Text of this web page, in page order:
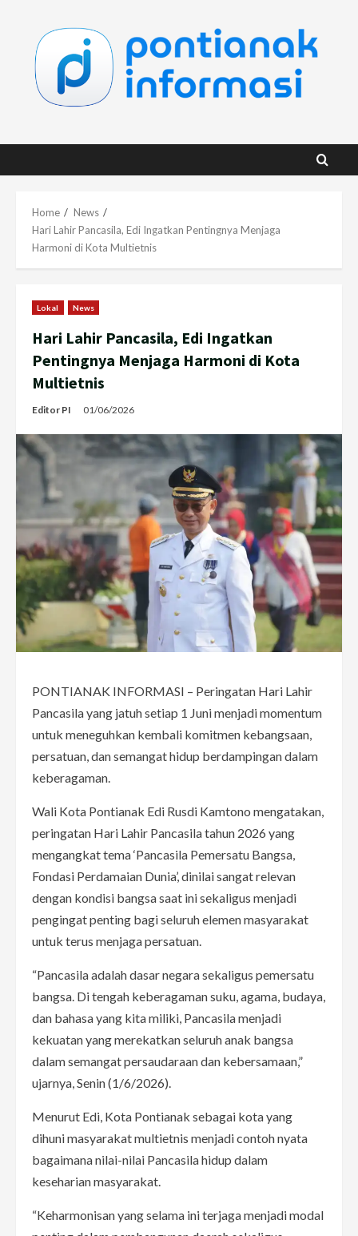
content
Home
News
Hari Lahir Pancasila, Edi Ingatkan Pentingnya Menjaga
Harmoni di Kota Multietnis
Lokal News
Hari Lahir Pancasila, Edi Ingatkan
Pentingnya Menjaga Harmoni di Kota
Multietnis
Editor PI 01/06/2026
PONTIANAK INFORMASI – Peringatan Hari Lahir
Pancasila yang jatuh setiap 1 Juni menjadi momentum
untuk meneguhkan kembali komitmen kebangsaan,
persatuan, dan semangat hidup berdampingan dalam
keberagaman.
Wali Kota Pontianak Edi Rusdi Kamtono mengatakan,
peringatan Hari Lahir Pancasila tahun 2026 yang
mengangkat tema ‘Pancasila Pemersatu Bangsa,
Fondasi Perdamaian Dunia’, dinilai sangat relevan
dengan kondisi bangsa saat ini sekaligus menjadi
pengingat penting bagi seluruh elemen masyarakat
untuk terus menjaga persatuan.
“Pancasila adalah dasar negara sekaligus pemersatu
bangsa. Di tengah keberagaman suku, agama, budaya,
dan bahasa yang kita miliki, Pancasila menjadi
kekuatan yang merekatkan seluruh anak bangsa
dalam semangat persaudaraan dan kebersamaan,”
ujarnya, Senin (1/6/2026).
Menurut Edi, Kota Pontianak sebagai kota yang
dihuni masyarakat multietnis menjadi contoh nyata
bagaimana nilai-nilai Pancasila hidup dalam
keseharian masyarakat.
“Keharmonisan yang selama ini terjaga menjadi modal